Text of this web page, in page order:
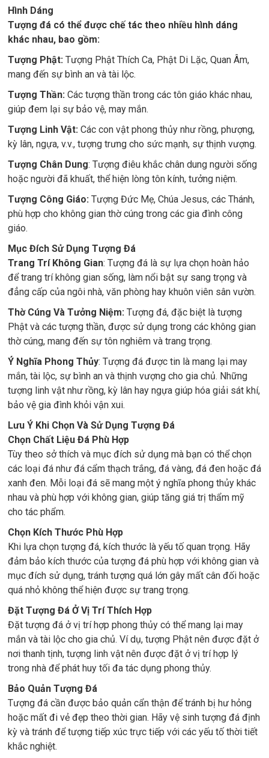
Hình Dáng
Tượng đá có thể được chế tác theo nhiều hình dáng
khác nhau, bao gồm:
Tượng Phật: Tượng Phật Thích Ca, Phật Di Lặc, Quan Âm,
mang đến sự bình an và tài lộc.
Tượng Thần: Các tượng thần trong các tôn giáo khác nhau,
giúp đem lại sự bảo vệ, may mắn.
Tượng Linh Vật: Các con vật phong thủy như rồng, phượng,
kỳ lân, ngựa, v.v., tượng trưng cho sức mạnh, sự thịnh vượng.
Tượng Chân Dung: Tượng điêu khắc chân dung người sống
hoặc người đã khuất, thể hiện lòng tôn kính, tưởng niệm.
Tượng Công Giáo: Tượng Đức Mẹ, Chúa Jesus, các Thánh,
phù hợp cho không gian thờ cúng trong các gia đình công
giáo.
Mục Đích Sử Dụng Tượng Đá
Trang Trí Không Gian: Tượng đá là sự lựa chọn hoàn hảo
để trang trí không gian sống, làm nổi bật sự sang trọng và
đẳng cấp của ngôi nhà, văn phòng hay khuôn viên sân vườn.
Thờ Cúng Và Tưởng Niệm: Tượng đá, đặc biệt là tượng
Phật và các tượng thần, được sử dụng trong các không gian
thờ cúng, mang đến sự tôn nghiêm và trang trọng.
Ý Nghĩa Phong Thủy: Tượng đá được tin là mang lại may
mắn, tài lộc, sự bình an và thịnh vượng cho gia chủ. Những
tượng linh vật như rồng, kỳ lân hay ngựa giúp hóa giải sát khí,
bảo vệ gia đình khỏi vận xui.
Lưu Ý Khi Chọn Và Sử Dụng Tượng Đá
Chọn Chất Liệu Đá Phù Hợp
Tùy theo sở thích và mục đích sử dụng mà bạn có thể chọn
các loại đá như đá cẩm thạch trắng, đá vàng, đá đen hoặc đá
xanh đen. Mỗi loại đá sẽ mang một ý nghĩa phong thủy khác
nhau và phù hợp với không gian, giúp tăng giá trị thẩm mỹ
cho tác phẩm.
Chọn Kích Thước Phù Hợp
Khi lựa chọn tượng đá, kích thước là yếu tố quan trọng. Hãy
đảm bảo kích thước của tượng đá phù hợp với không gian và
mục đích sử dụng, tránh tượng quá lớn gây mất cân đối hoặc
quá nhỏ không thể hiện được sự trang trọng.
Đặt Tượng Đá Ở Vị Trí Thích Hợp
Đặt tượng đá ở vị trí hợp phong thủy có thể mang lại may
mắn và tài lộc cho gia chủ. Ví dụ, tượng Phật nên được đặt ở
nơi thanh tịnh, tượng linh vật nên được đặt ở vị trí hợp lý
trong nhà để phát huy tối đa tác dụng phong thủy.
Bảo Quản Tượng Đá
Tượng đá cần được bảo quản cẩn thận để tránh bị hư hỏng
hoặc mất đi vẻ đẹp theo thời gian. Hãy vệ sinh tượng đá định
kỳ và tránh để tượng tiếp xúc trực tiếp với các yếu tố thời tiết
khắc nghiệt.